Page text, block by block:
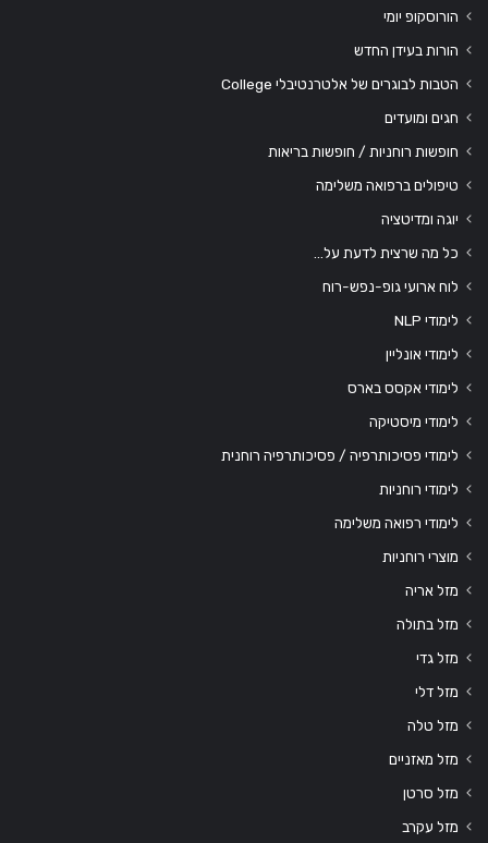
הורוסקופ יומי
הורות בעידן החדש
הטבות לבוגרים של אלטרנטיבלי College
חגים ומועדים
חופשות רוחניות / חופשות בריאות
טיפולים ברפואה משלימה
יוגה ומדיטציה
כל מה שרצית לדעת על…
לוח ארועי גופ-נפש-רוח
לימודי NLP
לימודי אונליין
לימודי אקסס בארס
לימודי מיסטיקה
לימודי פסיכותרפיה / פסיכותרפיה רוחנית
לימודי רוחניות
לימודי רפואה משלימה
מוצרי רוחניות
מזל אריה
מזל בתולה
מזל גדי
מזל דלי
מזל טלה
מזל מאזניים
מזל סרטן
מזל עקרב